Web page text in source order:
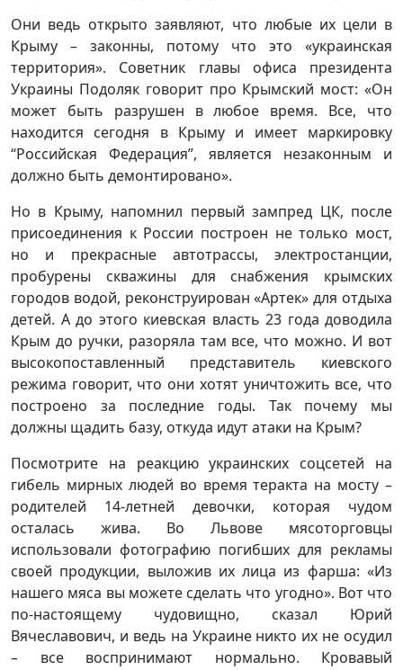
Они ведь открыто заявляют, что любые их цели в
Крыму – законны, потому что это «украинская
территория». Советник главы офиса президента
Украины Подоляк говорит про Крымский мост: «Он
может быть разрушен в любое время. Все, что
находится сегодня в Крыму и имеет маркировку
“Российская Федерация”, является незаконным и
должно быть демонтировано».
Но в Крыму, напомнил первый зампред ЦК, после
присоединения к России построен не только мост,
но и прекрасные автотрассы, электростанции,
пробурены скважины для снабжения крымских
городов водой, реконструирован «Артек» для отдыха
детей. А до этого киевская власть 23 года доводила
Крым до ручки, разоряла там все, что можно. И вот
высокопоставленный представитель киевского
режима говорит, что они хотят уничтожить все, что
построено за последние годы. Так почему мы
должны щадить базу, откуда идут атаки на Крым?
Посмотрите на реакцию украинских соцсетей на
гибель мирных людей во время теракта на мосту –
родителей 14-летней девочки, которая чудом
осталась жива. Во Львове мясоторговцы
использовали фотографию погибших для рекламы
своей продукции, выложив их лица из фарша: «Из
нашего мяса вы можете сделать что угодно». Вот что
по-настоящему чудовищно, сказал Юрий
Вячеславович, и ведь на Украине никто их не осудил
– все воспринимают нормально. Кровавый